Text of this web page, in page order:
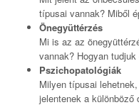
típusai vannak? Miből
Önegyüttérzés
Mi is az az
vannak? Hogyan
Pszichopatológiák
Milyen típusai
jelentenek a különböző